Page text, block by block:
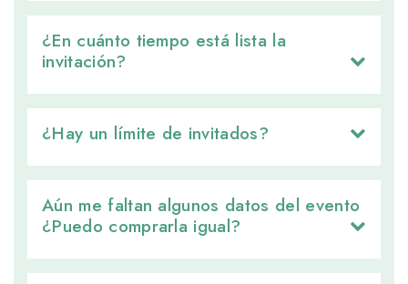
¿En cuánto tiempo está lista la
invitación?
¿Hay un límite de invitados?
Aún me faltan algunos datos del evento
¿Puedo comprarla igual?